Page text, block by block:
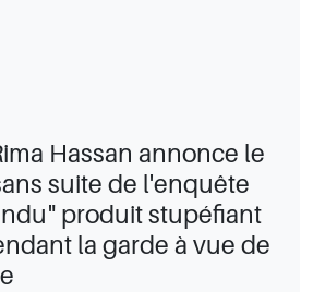
Hassan annonce le
suite de l'enquête
produit stupéfiant
la garde à vue de